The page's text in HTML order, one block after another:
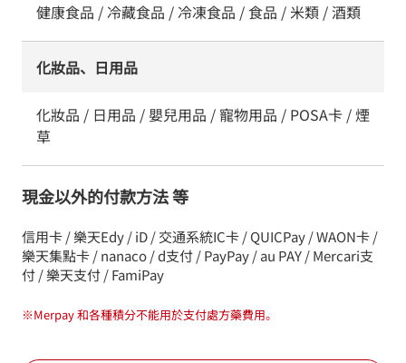
健康食品 / 冷藏食品 / 冷凍食品 / 食品 / 米類 / 酒類
化妝品、日用品
化妝品 / 日用品 / 嬰兒用品 / 寵物用品 / POSA卡 / 煙
草
現金以外的付款方法 等
信用卡 / 樂天Edy / iD / 交通系統IC卡 / QUICPay / WAON卡 /
樂天集點卡 / nanaco / d支付 / PayPay / au PAY / Mercari支
付 / 樂天支付 / FamiPay
※Merpay 和各種積分不能用於支付處方藥費用。